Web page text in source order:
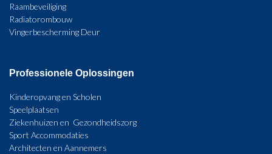
Raambeveiliging
Radiatorombouw
Vingerbescherming Deur
Professionele Oplossingen
Kinderopvang en Scholen
Speelplaatsen
Ziekenhuizen en Gezondheidszorg
Sport Accommodaties
Architecten en Aannemers